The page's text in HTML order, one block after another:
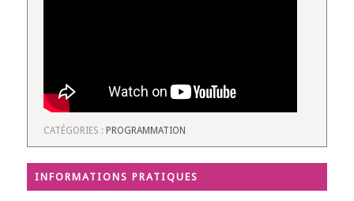
CATÉGORIES : PROGRAMMATION
INFORMATIONS PRATIQUES